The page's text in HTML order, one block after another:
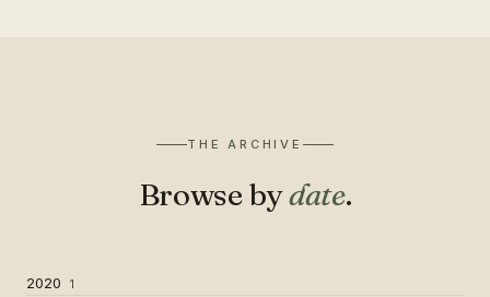
THE ARCHIVE
Browse bydate.
2020 1